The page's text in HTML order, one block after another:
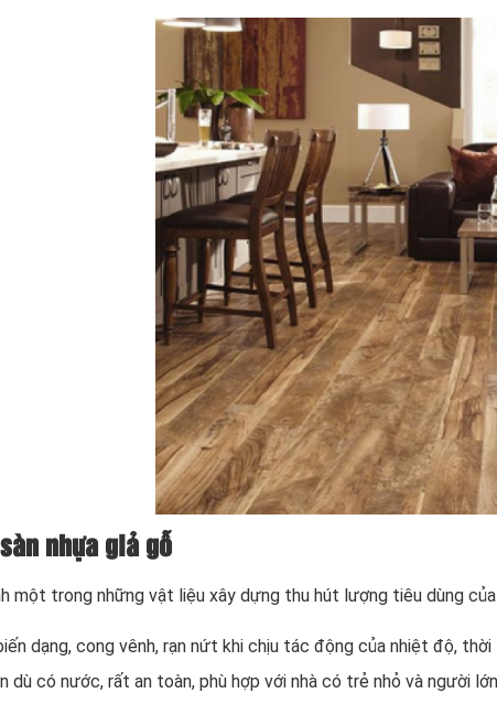
nhựa giả gỗ
một trong những vật liệu xây dựng thu hút lượng tiêu dùng của
dạng, cong vênh, rạn nứt khi chịu tác động của nhiệt độ,
dù có nước, rất an toàn, phù hợp với nhà có trẻ nhỏ và người